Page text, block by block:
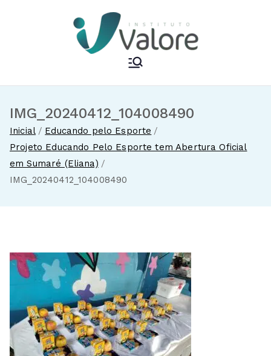
Instituto Valore
IMG_20240412_104008490
Inicial
Educando pelo Esporte
Projeto Educando Pelo Esporte tem Abertura Oficial
em Sumaré (Eliana)
IMG_20240412_104008490